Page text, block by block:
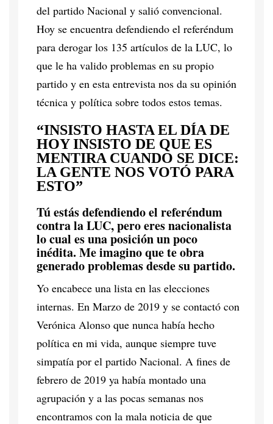
del partido Nacional y salió convencional.
Hoy se encuentra defendiendo el referéndum
para derogar los 135 artículos de la LUC, lo
que le ha valido problemas en su propio
partido y en esta entrevista nos da su opinión
técnica y política sobre todos estos temas.
“INSISTO HASTA EL DÍA DE
HOY INSISTO DE QUE ES
MENTIRA CUANDO SE DICE:
LA GENTE NOS VOTÓ PARA
ESTO”
Tú estás defendiendo el referéndum
contra la LUC, pero eres nacionalista
lo cual es una posición un poco
inédita. Me imagino que te obra
generado problemas desde su partido.
Yo encabece una lista en las elecciones
internas. En Marzo de 2019 y se contactó con
Verónica Alonso que nunca había hecho
política en mi vida, aunque siempre tuve
simpatía por el partido Nacional. A fines de
febrero de 2019 ya había montado una
agrupación y a las pocas semanas nos
encontramos con la mala noticia de que